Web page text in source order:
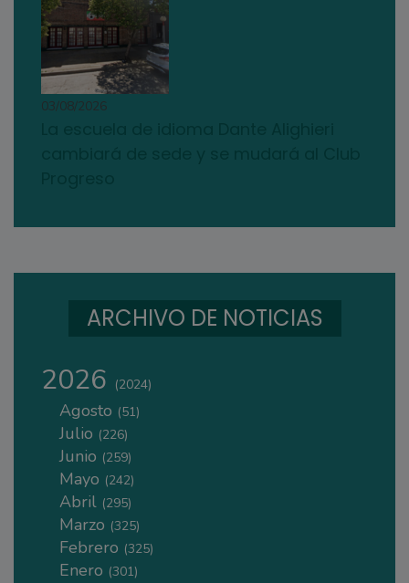
03/08/2026
ARCHIVO DE NOTICIAS
2026 (2024)
Agosto (51)
Julio (226)
Junio (259)
Mayo (242)
Abril (295)
Marzo (325)
Febrero (325)
Enero (301)